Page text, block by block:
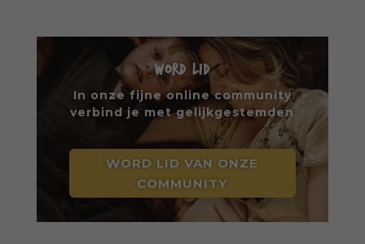
WORD LID
In onze fijne online community
verbind je met gelijkgestemden
WORD LID VAN ONZE
COMMUNITY